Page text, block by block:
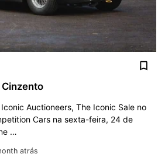
atrás
Cinzento
Auctioneers, The Iconic Sale no
Cars na sexta-feira, 24 de
…